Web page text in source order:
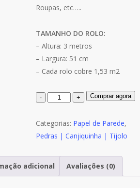
Roupas, etc…..
TAMANHO DO ROLO:
– Altura: 3 metros
– Largura: 51 cm
– Cada rolo cobre 1,53 m2
Quantidade
Papel
de
Auto
Comprar agora
Categorias: Papel de Parede,
Pedras | Canjiquinha | Tijolo
adicional Avaliações (0)